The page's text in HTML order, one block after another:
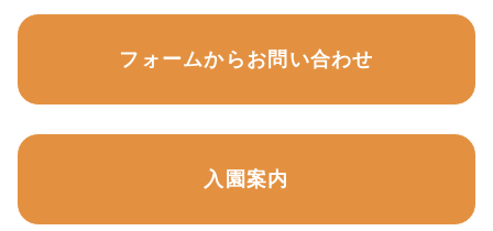
フォームからお問い合わせ
入園案内